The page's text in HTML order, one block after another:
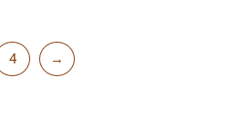
4 →